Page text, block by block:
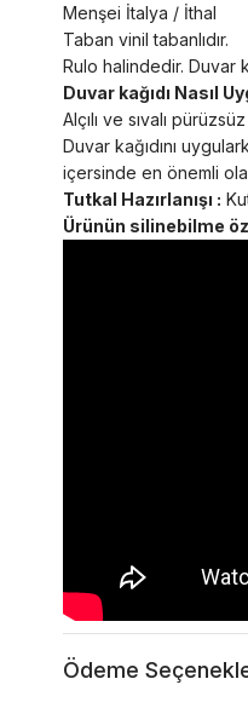
Menşei İtalya / İthal
Taban vinil tabanlıdır.
Rulo halindedir. Duvar
Duvar kağıdı Nasıl
Alçılı ve sıvalı
Duvar kağıdını
içersinde en önemli
Tutkal Hazırlanışı :
Ürünün silinebilme
Ödeme